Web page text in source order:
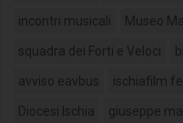
incontri musicali Museo
squadra dei Forti e Veloci
avviso eavbus ischiafilm
Diocesi Ischia giuseppe